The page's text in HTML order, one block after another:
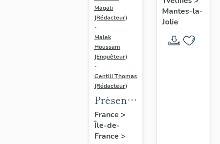
Magali
(Rédacteur)
-
Malek
Houssam
(Enquêteur)
-
Gentili Thomas
(Rédacteur)
Présentation
de
l'étude
France >
Île-de-
France >
Mantes-la-
Jolie